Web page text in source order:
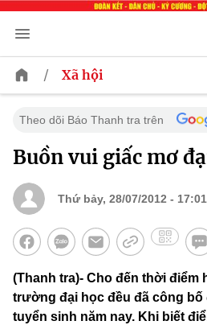
/ Xã hội
Theo dõi Báo Thanh tra trên
Buồn vui giấc mơ
Thứ bảy, 28/07/2012 - 17:01
(Thanh tra)- Cho đến thời điểm
trường đại học đều đã công bố
tuyển sinh năm nay. Khi biết